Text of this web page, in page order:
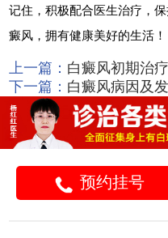
记住，积极配合医生治疗，
癜风，拥有健康美好的生活！
上一篇： 白癜风初期治
下一篇： 白癜风病因及
预约挂号